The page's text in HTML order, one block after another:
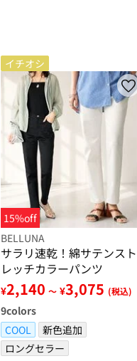
イチオシ
15%off
BELLUNA
サラリ速乾！綿サテンスト
レッチカラーパンツ
¥2,140 ～ ¥3,075 (税込)
9colors
COOL
新色追加
ロングセラー